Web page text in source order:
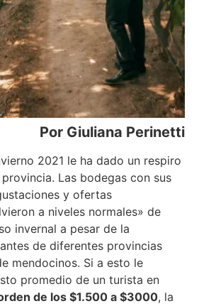
Por Giuliana Perinetti
2021 le ha dado un respiro
Las bodegas con sus
y ofertas
a niveles normales» de
invernal a pesar de la
de diferentes provincias
mendocinos. Si a esto le
promedio de un turista en
de los $1.500 a $3000, la